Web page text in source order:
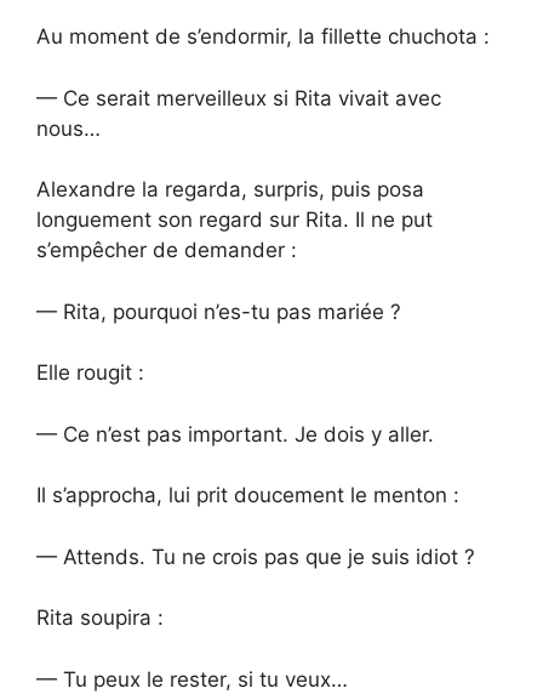
Au moment de s’endormir, la fillette chuchota :
— Ce serait merveilleux si Rita vivait avec
nous…
Alexandre la regarda, surpris, puis posa
longuement son regard sur Rita. Il ne put
s’empêcher de demander :
— Rita, pourquoi n’es-tu pas mariée ?
Elle rougit :
— Ce n’est pas important. Je dois y aller.
Il s’approcha, lui prit doucement le menton :
— Attends. Tu ne crois pas que je suis idiot ?
Rita soupira :
— Tu peux le rester, si tu veux…